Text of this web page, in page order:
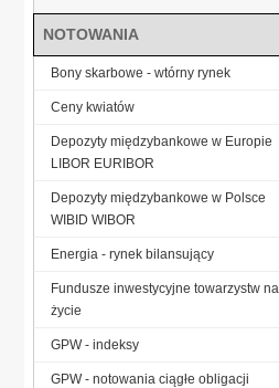
NOTOWANIA
Bony skarbowe - wtórny rynek
Ceny kwiatów
Depozyty międzybankowe w Europie
LIBOR EURIBOR
Depozyty międzybankowe w Polsce
WIBID WIBOR
Energia - rynek bilansujący
Fundusze inwestycyjne towarzystw na
życie
GPW - indeksy
GPW - notowania ciągłe obligacji